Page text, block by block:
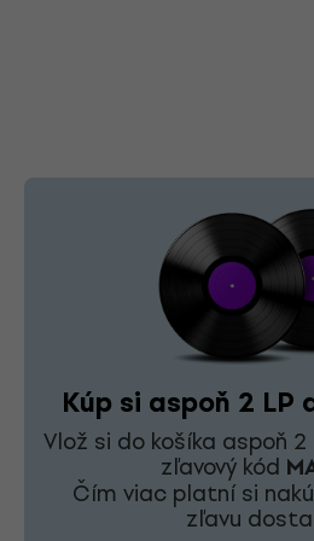
Kúp si aspoň 2 LP
Vlož si do košíka aspoň
zľavový kód
Čím viac platní si
zľavu